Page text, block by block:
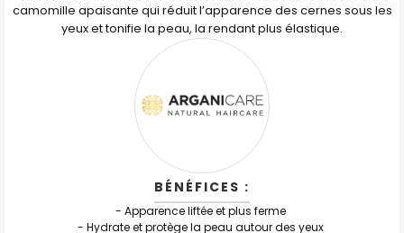
camomille apaisante qui réduit l’apparence des cernes sous les
yeux et tonifie la peau, la rendant plus élastique.
BÉNÉFICES :
- Apparence liftée et plus ferme
- Hydrate et protège la peau autour des yeux